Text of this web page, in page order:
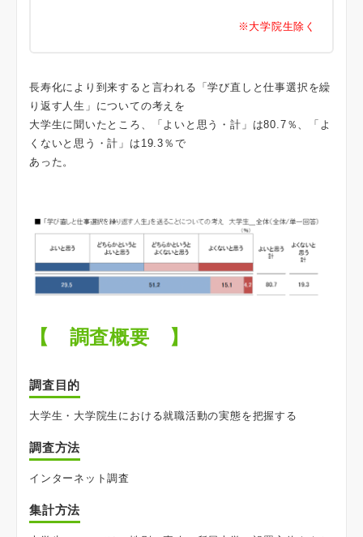
※大学院生除く
長寿化により到来すると言われる「学び直しと仕事選択を繰
り返す人生」についての考えを
大学生に聞いたところ、「よいと思う・計」は80.7％、「よ
くないと思う・計」は19.3％で
あった。
【 調査概要 】
調査目的
大学生・大学院生における就職活動の実態を把握する
調査方法
インターネット調査
集計方法